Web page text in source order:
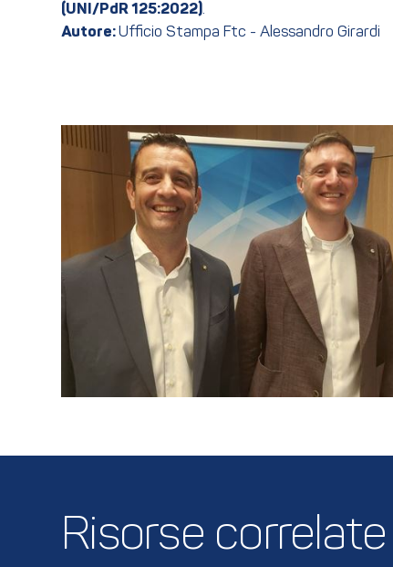
(UNI/PdR 125:2022).
Autore:Ufficio Stampa Ftc - Alessandro Girardi
Risorse correlate